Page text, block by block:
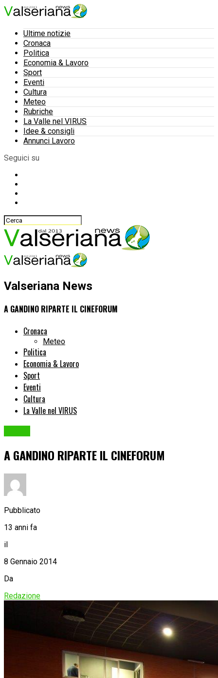
Ultime notizie
Cronaca
Politica
Economia & Lavoro
Sport
Eventi
Cultura
Meteo
Rubriche
La Valle nel VIRUS
Idee & consigli
Annunci Lavoro
Seguici su
Valseriana News
A GANDINO RIPARTE IL CINEFORUM
Cronaca
Meteo
Politica
Economia & Lavoro
Sport
Eventi
Cultura
La Valle nel VIRUS
A GANDINO RIPARTE IL CINEFORUM
Pubblicato
13 anni fa
il
8 Gennaio 2014
Da
Redazione